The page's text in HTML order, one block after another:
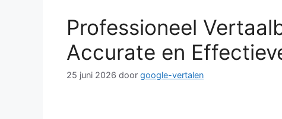
Professioneel
Accurate en
25 juni 2026 door google-vertalen